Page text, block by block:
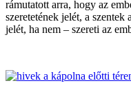
rámutatott arra, hogy az
szeretetének jelét, a
jelét, ha nem – szereti az